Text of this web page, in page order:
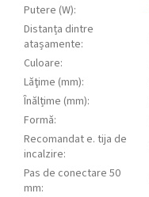
Putere (W):
Distanța dintre
atașamente:
Culoare:
Lăţime (mm):
Înălțime (mm):
Formă:
Recomandat e. tija de
incalzire:
Pas de conectare 50
mm: